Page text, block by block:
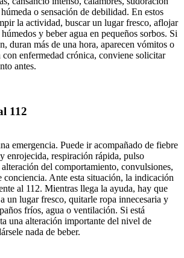
o sensación de debilidad. En estos
la actividad, buscar un lugar fresco, aflojar
y beber agua en pequeños sorbos. Si
duran más de una hora, aparecen vómitos o
con enfermedad crónica, conviene solicitar
antes.
112
emergencia. Puede ir acompañado de fiebre
enrojecida, respiración rápida, pulso
del comportamiento, convulsiones,
conciencia. Ante esta situación, la indicación
al 112. Mientras llega la ayuda, hay que
un lugar fresco, quitarle ropa innecesaria y
fríos, agua o ventilación. Si está
una alteración importante del nivel de
nada de beber.